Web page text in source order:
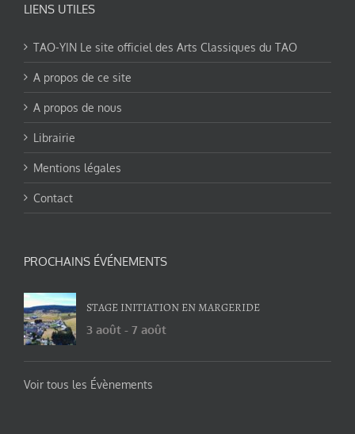
LIENS UTILES
TAO-YIN Le site officiel des Arts Classiques du TAO
A propos de ce site
A propos de nous
Librairie
Mentions légales
Contact
PROCHAINS ÉVÉNEMENTS
STAGE INITIATION EN MARGERIDE
3 août - 7 août
Voir tous les Évènements